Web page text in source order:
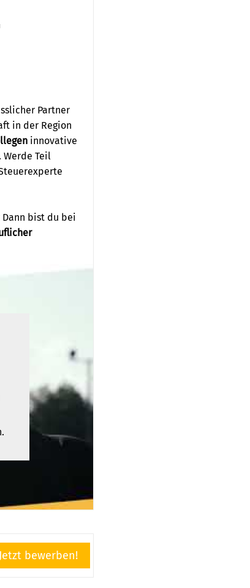
Jetzt bewerben!
Partner
in der Region
innovative
Werde Teil
Dann bist du bei